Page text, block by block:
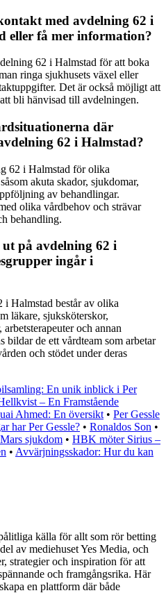
med avdelning 62 i
eller få mer information?
62 i Halmstad för att boka
ringa sjukhusets växel eller
Det är också möjligt att
bli hänvisad till avdelningen.
där
62 i Halmstad?
62 i Halmstad för olika
akuta skador, sjukdomar,
av behandlingar.
olika vårdbehov och strävar
behandling.
på avdelning 62 i
ingår i
i Halmstad består av olika
läkare, sjuksköterskor,
och annan
bildar de ett vårdteam som arbetar
och stödet under deras
En unik inblick i Per
– En Framstående
Ahmed: En översikt • Per Gessle
har Per Gessle? • Ronaldos Son •
sjukdom • HBK möter Sirius –
• Avvärjningsskador: Hur du kan
källa för allt som rör betting
av mediehuset Yes Media, och
strategier och inspiration för att
och framgångsrika. Här
en plattform där både